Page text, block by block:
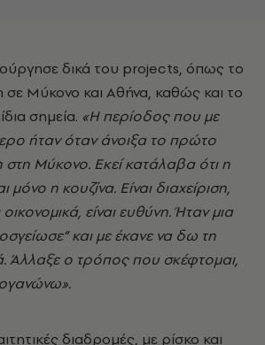
Μύκονο και Αθήνα, καθώς και το
σημεία. «Η περίοδος που με
ήταν όταν άνοιξα το πρώτο
Μύκονο. Εκεί κατάλαβα ότι η
μόνο η κουζίνα. Είναι διαχείριση,
οικονομικά, είναι ευθύνη. Ήταν μια
και με έκανε να δω τη
Άλλαξε ο τρόπος που σκέφτομαι,
διαδρομές, με ρίσκο και